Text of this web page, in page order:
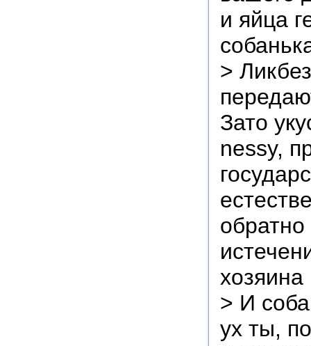
и яйца
>
Зато
nessy,
> И
ух ты,